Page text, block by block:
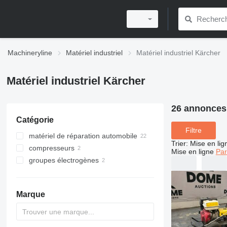
Machineryline Matériel industriel Matériel industriel Kärcher
Matériel industriel Kärcher
Catégorie
matériel de réparation automobile
matériel de lavage de voiture
nettoyeurs haute pression
compresseurs
compresseurs portatifs
groupes électrogènes
Marque
26
Filtre
Trier: Mise en
Mise en ligne